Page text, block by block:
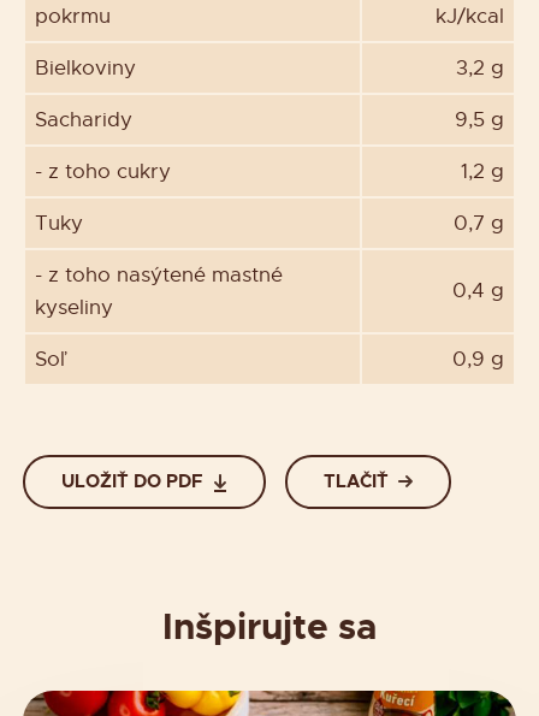
pokrmu
kJ/kcal
Bielkoviny 3,2 g
Sacharidy 9,5 g
- z toho cukry 1,2 g
Tuky 0,7 g
- z toho nasýtené mastné
kyseliny
0,4 g
Soľ 0,9 g
ULOŽIŤ DO PDF TLAČIŤ
Inšpirujte sa